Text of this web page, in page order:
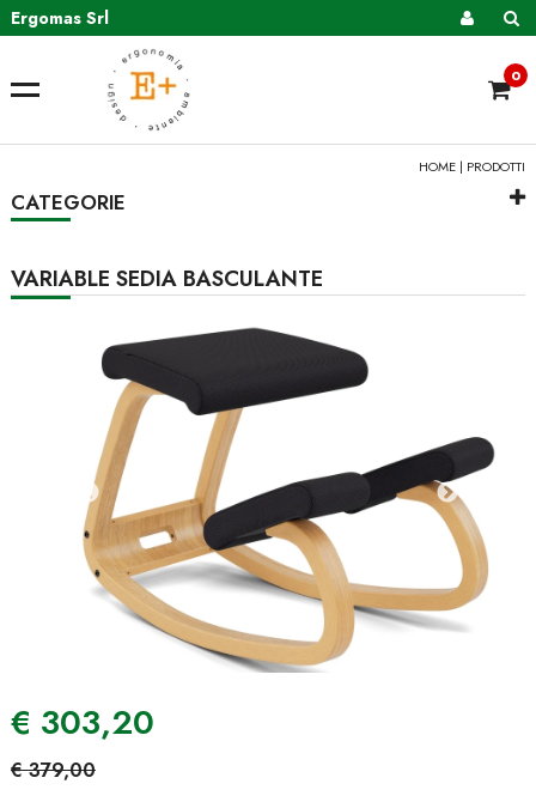
Ergomas Srl
0
HOME | PRODOTTI
CATEGORIE
VARIABLE SEDIA BASCULANTE
€ 303,20
€ 379,00